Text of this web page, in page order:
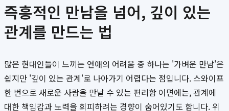
즉흥적인 만남을 넘어, 깊이 있는
관계를 만드는 법
많은 현대인들이 느끼는 연애의 어려움 중 하나는 '가벼운 만남'은
쉽지만 '깊이 있는 관계'로 나아가기 어렵다는 점입니다. 스와이프
한 번으로 새로운 사람을 만날 수 있는 편리함 이면에는, 관계에
대한 책임감과 노력을 회피하려는 경향이 숨어있기도 합니다. 위